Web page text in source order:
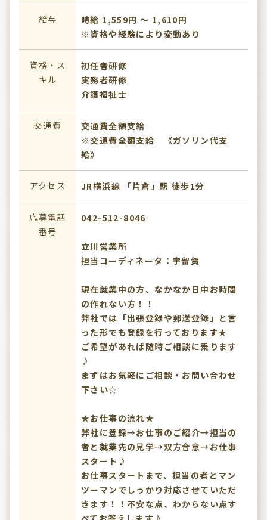
給与
時給 1,559円 〜 1,610円
※資格や経験により変動あり
資格・ス
キル
初任者研修
実務者研修
介護福祉士
交通費
交通費全額支給
※交通費全額支給 《ガソリン代支
給》
アクセス JR横浜線 「片倉」駅 徒歩1分
応募電話
番号
042-512-8046
立川営業所
担当コーディネータ：宇留賀
現在就業中の方、なかなか日中お時間
の作れない方！！
弊社では「出張登録や郵送登録」と言
った形でも登録を行っております★
ご希望があれば随時ご相談に乗ります
♪
まずはお気軽にご相談・お問い合わせ
下さい☆
★お仕事の流れ★
弊社に登録→お仕事のご紹介→担当の
者と就業先の見学→双方合意→お仕事
スタート♪
お仕事スタートまで、担当の者とマン
ツーマンでしっかり対応させていただ
きます！！不安な点、わからない点す